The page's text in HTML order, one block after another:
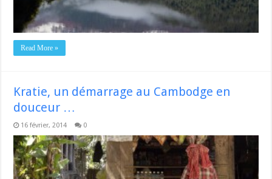
Read More »
Kratie, un démarrage au Cambodge en
douceur …
16 février, 2014 0